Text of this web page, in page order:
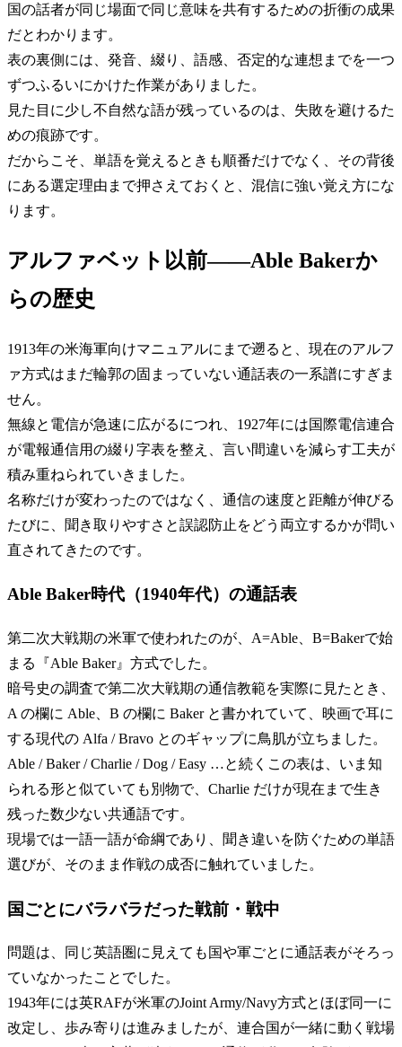
国の話者が同じ場面で同じ意味を共有するための折衝の成果
だとわかります。
表の裏側には、発音、綴り、語感、否定的な連想までを一つ
ずつふるいにかけた作業がありました。
見た目に少し不自然な語が残っているのは、失敗を避けるた
めの痕跡です。
だからこそ、単語を覚えるときも順番だけでなく、その背後
にある選定理由まで押さえておくと、混信に強い覚え方にな
ります。
アルファベット以前――Able Bakerか
らの歴史
1913年の米海軍向けマニュアルにまで遡ると、現在のアルフ
ァ方式はまだ輪郭の固まっていない通話表の一系譜にすぎま
せん。
無線と電信が急速に広がるにつれ、1927年には国際電信連合
が電報通信用の綴り字表を整え、言い間違いを減らす工夫が
積み重ねられていきました。
名称だけが変わったのではなく、通信の速度と距離が伸びる
たびに、聞き取りやすさと誤認防止をどう両立するかが問い
直されてきたのです。
Able Baker時代（1940年代）の通話表
第二次大戦期の米軍で使われたのが、A=Able、B=Bakerで始
まる『Able Baker』方式でした。
暗号史の調査で第二次大戦期の通信教範を実際に見たとき、
A の欄に Able、B の欄に Baker と書かれていて、映画で耳に
する現代の Alfa / Bravo とのギャップに鳥肌が立ちました。
Able / Baker / Charlie / Dog / Easy …と続くこの表は、いま知
られる形と似ていても別物で、Charlie だけが現在まで生き
残った数少ない共通語です。
現場では一語一語が命綱であり、聞き違いを防ぐための単語
選びが、そのまま作戦の成否に触れていました。
国ごとにバラバラだった戦前・戦中
問題は、同じ英語圏に見えても国や軍ごとに通話表がそろっ
ていなかったことでした。
1943年には英RAFが米軍のJoint Army/Navy方式とほぼ同一に
改定し、歩み寄りは進みましたが、連合国が一緒に動く戦場